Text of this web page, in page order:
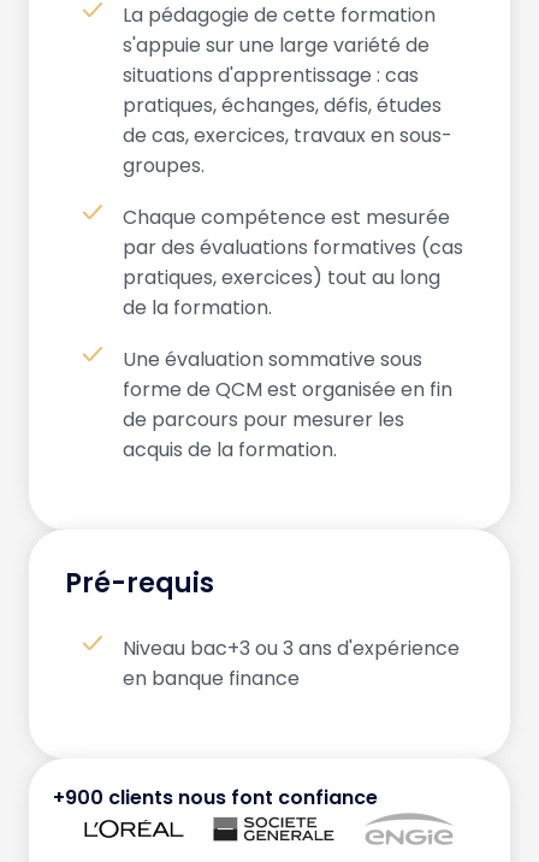
La pédagogie de cette formation
s'appuie sur une large variété de
situations d'apprentissage : cas
pratiques, échanges, défis, études
de cas, exercices, travaux en sous-
groupes.
Chaque compétence est mesurée
par des évaluations formatives (cas
pratiques, exercices) tout au long
de la formation.
Une évaluation sommative sous
forme de QCM est organisée en fin
de parcours pour mesurer les
acquis de la formation.
Pré-requis
Niveau bac+3 ou 3 ans d'expérience
en banque finance
+900 clients nous font confiance